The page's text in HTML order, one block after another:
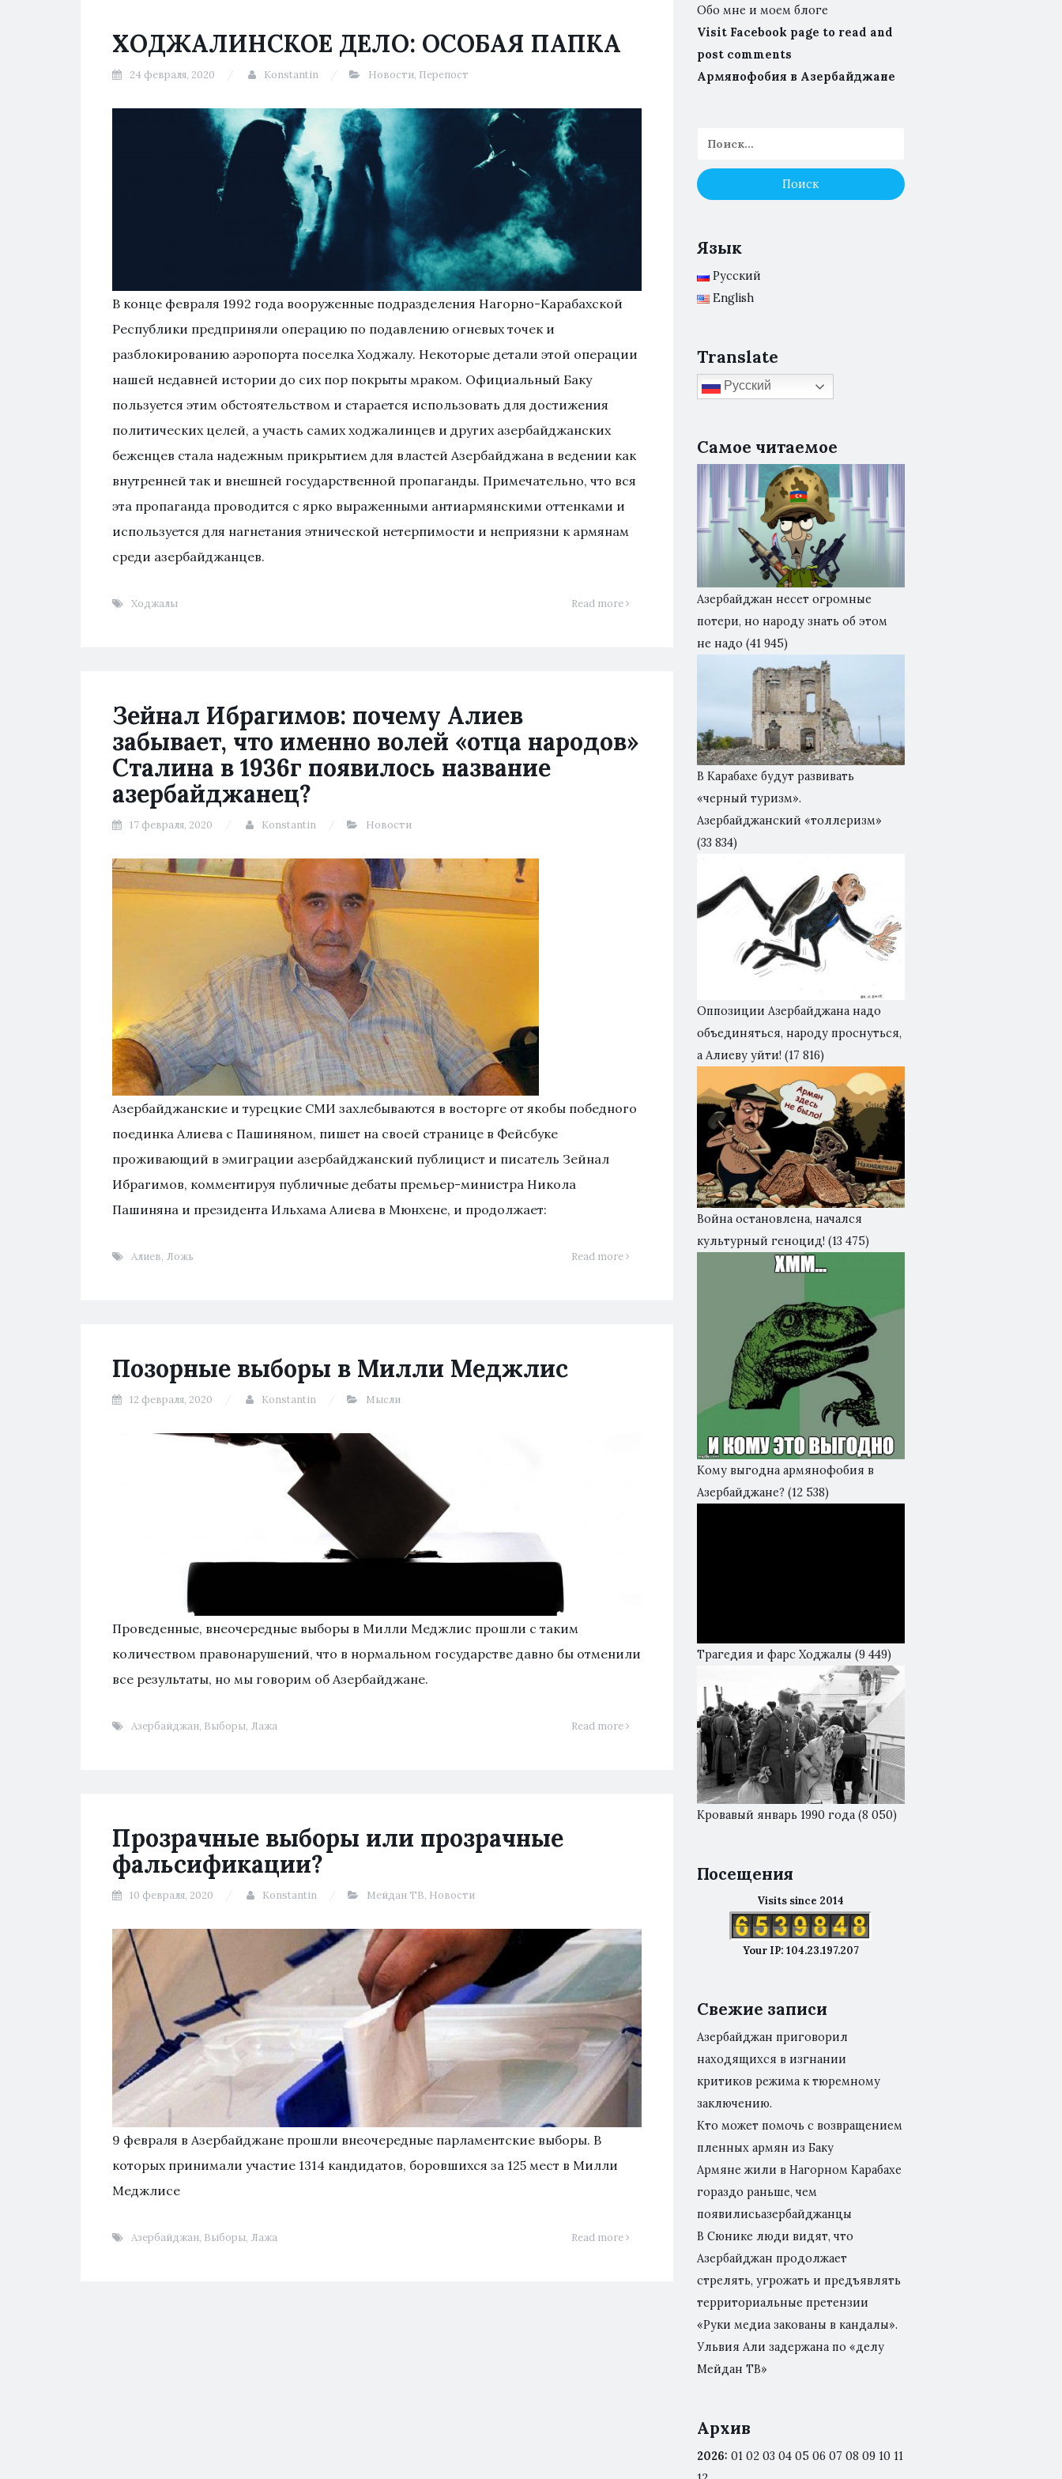
ХОДЖАЛИНСКОЕ ДЕЛО: ОСОБАЯ ПАПКА
24 февраля, 2020 Konstantin Новости, Перепост
В конце февраля 1992 года вооруженные подразделения Нагорно-Карабахской
Республики предприняли операцию по подавлению огневых точек и
разблокированию аэропорта поселка Ходжалу. Некоторые детали этой операции
нашей недавней истории до сих пор покрыты мраком. Официальный Баку
пользуется этим обстоятельством и старается использовать для достижения
политических целей, а участь самих ходжалинцев и других азербайджанских
беженцев стала надежным прикрытием для властей Азербайджана в ведении как
внутренней так и внешней государственной пропаганды. Примечательно, что вся
эта пропаганда проводится с ярко выраженными антиармянскими оттенками и
используется для нагнетания этнической нетерпимости и неприязни к армянам
среди азербайджанцев.
Read more
Ходжалы
Зейнал Ибрагимов: почему Алиев
забывает, что именно волей «отца народов»
Сталина в 1936г появилось название
азербайджанец?
17 февраля, 2020 Konstantin Новости
Азербайджанские и турецкие СМИ захлебываются в восторге от якобы победного
поединка Алиева с Пашиняном, пишет на своей странице в Фейсбуке
проживающий в эмиграции азербайджанский публицист и писатель Зейнал
Ибрагимов, комментируя публичные дебаты премьер-министра Никола
Пашиняна и президента Ильхама Алиева в Мюнхене, и продолжает:
Read more
Алиев, Ложь
Позорные выборы в Милли Меджлис
12 февраля, 2020 Konstantin Мысли
Проведенные, внеочередные выборы в Милли Меджлис прошли с таким
количеством правонарушений, что в нормальном государстве давно бы отменили
все результаты, но мы говорим об Азербайджане.
Read more
Азербайджан, Выборы, Лажа
Прозрачные выборы или прозрачные
фальсификации?
10 февраля, 2020 Konstantin Мейдан ТВ, Новости
9 февраля в Азербайджане прошли внеочередные парламентские выборы. В
которых принимали участие 1314 кандидатов, боровшихся за 125 мест в Милли
Меджлисе
Read more
Азербайджан, Выборы, Лажа
Обо мне и моем блоге
Visit Facebook page to read and
post comments
Армянофобия в Азербайджане
Язык
Русский
English
Translate
Русский
Самое читаемое
Азербайджан несет огромные
потери, но народу знать об этом
не надо (41 945)
В Карабахе будут развивать
«черный туризм».
Азербайджанский «толлеризм»
(33 834)
Оппозиции Азербайджана надо
объединяться, народу проснуться,
а Алиеву уйти! (17 816)
Война остановлена, начался
культурный геноцид! (13 475)
Кому выгодна армянофобия в
Азербайджане? (12 538)
Трагедия и фарс Ходжалы (9 449)
Кровавый январь 1990 года (8 050)
Посещения
Visits since 2014
Your IP: 104.23.197.207
Свежие записи
Азербайджан приговорил
находящихся в изгнании
критиков режима к тюремному
заключению.
Кто может помочь с возвращением
пленных армян из Баку
Армяне жили в Нагорном Карабахе
гораздо раньше, чем
появилисьазербайджанцы
В Сюнике люди видят, что
Азербайджан продолжает
стрелять, угрожать и предъявлять
территориальные претензии
«Руки медиа закованы в кандалы».
Ульвия Али задержана по «делу
Мейдан ТВ»
Архив
2026: 01 02 03 04 05 06 07 08 09 10 11